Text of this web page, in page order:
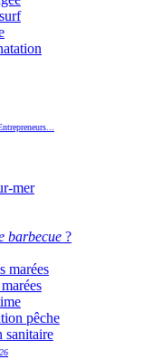
mer
barbecue ?
marées
pêche
sanitaire